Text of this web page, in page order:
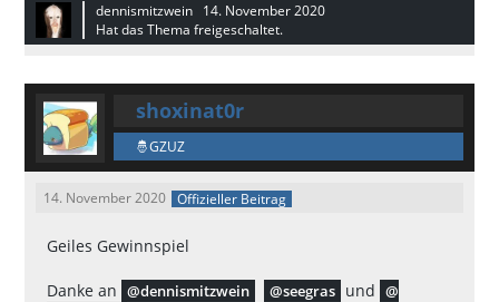
dennismitzwein 14. November 2020
Hat das Thema freigeschaltet.
shoxinat0r
GZUZ
14. November 2020 Offizieller Beitrag
Geiles Gewinnspiel
Danke an dennismitzwein seegras und